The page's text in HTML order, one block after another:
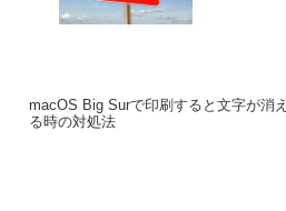
macOS Big Surで印刷すると文字が消え
る時の対処法